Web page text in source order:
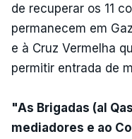
de recuperar os 11
permanecem em
e à Cruz Vermelha
permitir entrada de
"As Brigadas (al
mediadores e ao